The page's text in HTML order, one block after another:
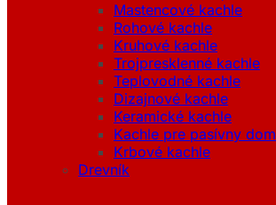
Mastencové kachle
Rohové kachle
Kruhové kachle
Trojpresklenné kachle
Teplovodné kachle
Dizajnové kachle
Keramické kachle
Kachle pre pasívny dom
Krbové kachle
Drevník